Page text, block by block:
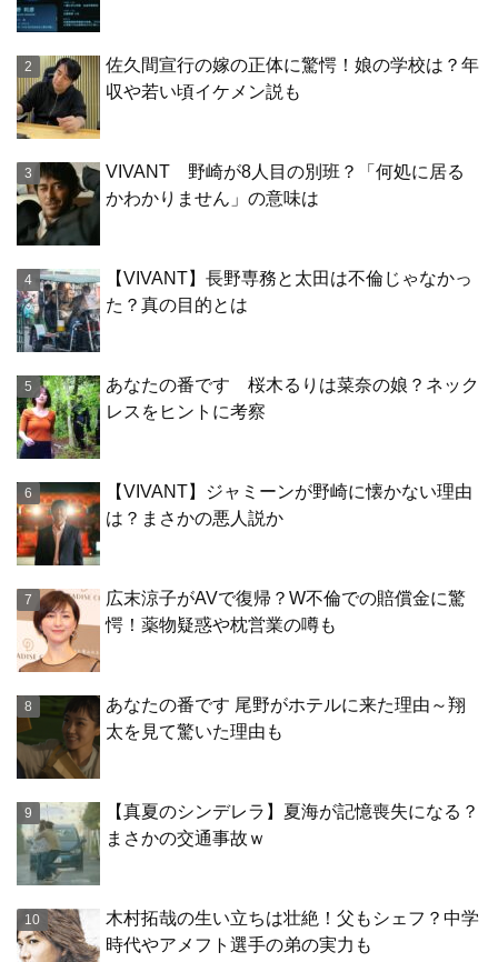
佐久間宣行の嫁の正体に驚愕！娘の学校は？年
収や若い頃イケメン説も
VIVANT 野崎が8人目の別班？「何処に居る
かわかりません」の意味は
【VIVANT】長野専務と太田は不倫じゃなかっ
た？真の目的とは
あなたの番です 桜木るりは菜奈の娘？ネック
レスをヒントに考察
【VIVANT】ジャミーンが野崎に懐かない理由
は？まさかの悪人説か
広末涼子がAVで復帰？W不倫での賠償金に驚
愕！薬物疑惑や枕営業の噂も
あなたの番です 尾野がホテルに来た理由～翔
太を見て驚いた理由も
【真夏のシンデレラ】夏海が記憶喪失になる？
まさかの交通事故ｗ
木村拓哉の生い立ちは壮絶！父もシェフ？中学
時代やアメフト選手の弟の実力も